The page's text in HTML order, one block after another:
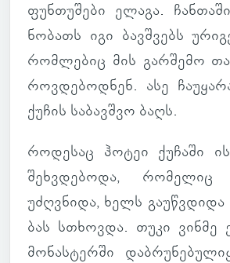
ფუნ­თუ­შები ელაგა.
ნო­ბათს იგი ბავ­შვებს
რომ­ლე­ბიც მის გარ­შემო
როვ­დე­ბოდ­ნენ. ასე
ქუჩის სა­ბავ­შვო ბაღს.
რო­დე­საც ჰოტეი ქუ­ჩაში
შეხ­ვდე­ბოდა, რო­მე­ლიც
უძღვნიდა, ხელს
ბას სთხოვდა. თუკი ვინმე
მო­ნას­ტერში